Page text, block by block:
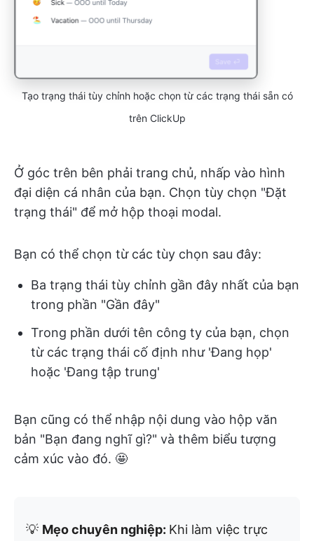
Tạo trạng thái tùy chỉnh hoặc chọn từ các trạng thái sẵn có
trên ClickUp
Ở góc trên bên phải trang chủ, nhấp vào hình
đại diện cá nhân của bạn. Chọn tùy chọn "Đặt
trạng thái" để mở hộp thoại modal.
Bạn có thể chọn từ các tùy chọn sau đây:
Ba trạng thái tùy chỉnh gần đây nhất của bạn
trong phần "Gần đây"
Trong phần dưới tên công ty của bạn, chọn
từ các trạng thái cố định như 'Đang họp'
hoặc 'Đang tập trung'
Bạn cũng có thể nhập nội dung vào hộp văn
bản "Bạn đang nghĩ gì?" và thêm biểu tượng
cảm xúc vào đó. 🤩
💡 Mẹo chuyên nghiệp: Khi làm việc trực